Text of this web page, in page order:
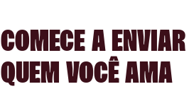
COMECE A
QUEM VOCÊ AMA